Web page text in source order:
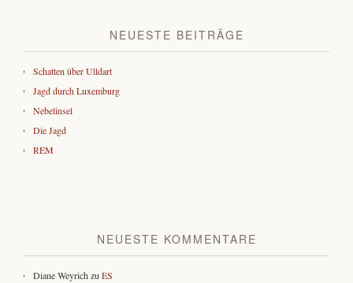
NEUESTE BEITRÄGE
Schatten über Ulldart
Jagd durch Luxemburg
Nebelinsel
Die Jagd
REM
NEUESTE KOMMENTARE
Diane WeyrichzuES